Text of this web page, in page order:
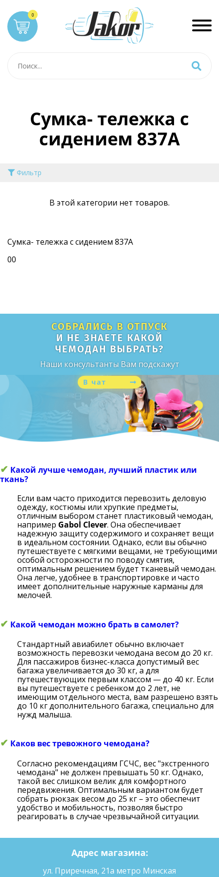
Сумка- тележка с
сидением 837А
Фильтр
В этой категории нет товаров.
Сумка- тележка с сидением 837А
00
СОБРАЛИСЬ В ОТПУСК
И НЕ ЗНАЕТЕ КАКОЙ
ЧЕМОДАН ВЫБРАТЬ?
Наши консультанты Вам подскажут
В чат
✔ Какой лучше чемодан, лучший пластик или
ткань?
Если вам часто приходится перевозить деловую
одежду, костюмы или хрупкие предметы,
отличным выбором станет пластиковый чемодан,
например Gabol Clever. Она обеспечивает
надежную защиту содержимого и сохраняет вещи
в идеальном состоянии. Однако, если вы обычно
путешествуете с мягкими вещами, не требующими
особой осторожности по поводу смятия,
оптимальным решением будет тканевый чемодан.
Она легче, удобнее в транспортировке и часто
имеет дополнительные наружные карманы для
мелочей.
✔ Какой чемодан можно брать в самолет?
Стандартный авиабилет обычно включает
возможность перевозки чемодана весом до 20 кг.
Для пассажиров бизнес-класса допустимый вес
багажа увеличивается до 30 кг, а для
путешествующих первым классом — до 40 кг. Если
вы путешествуете с ребенком до 2 лет, не
имеющим отдельного места, вам разрешено взять
до 10 кг дополнительного багажа, специально для
нужд малыша.
✔ Каков вес тревожного чемодана?
Согласно рекомендациям ГСЧС, вес "экстренного
чемодана" не должен превышать 50 кг. Однако,
такой вес слишком велик для комфортного
передвижения. Оптимальным вариантом будет
собрать рюкзак весом до 25 кг – это обеспечит
удобство и мобильность, позволяя быстро
реагировать в случае чрезвычайной ситуации.
Адрес магазина:
ул. Приречная, 21а метро Минская